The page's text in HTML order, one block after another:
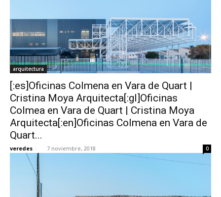
arquitectura
[:es]Oficinas Colmena en Vara de Quart |
Cristina Moya Arquitecta[:gl]Oficinas
Colmea en Vara de Quart | Cristina Moya
Arquitecta[:en]Oficinas Colmena en Vara de
Quart...
veredes - 7 noviembre, 2018 0